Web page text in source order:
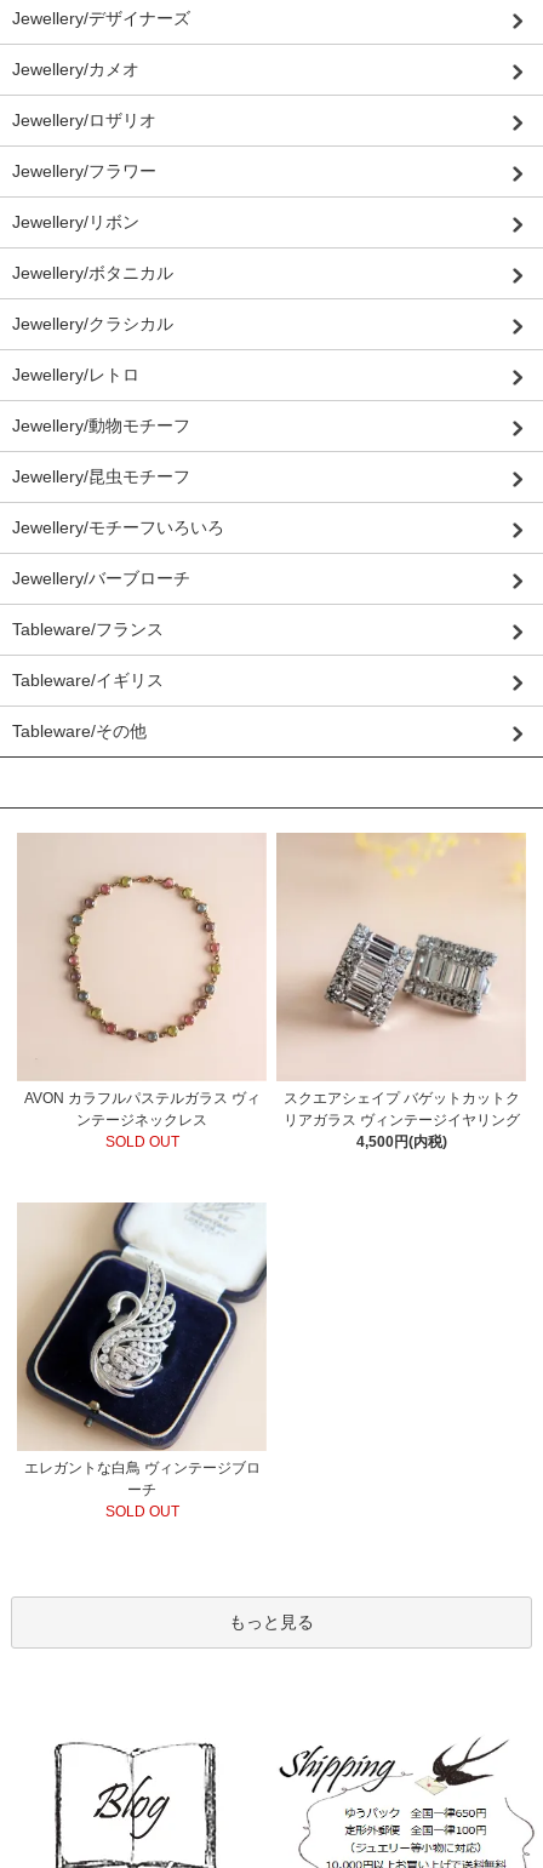
Jewellery/デザイナーズ
Jewellery/カメオ
Jewellery/ロザリオ
Jewellery/フラワー
Jewellery/リボン
Jewellery/ボタニカル
Jewellery/クラシカル
Jewellery/レトロ
Jewellery/動物モチーフ
Jewellery/昆虫モチーフ
Jewellery/モチーフいろいろ
Jewellery/バーブローチ
Tableware/フランス
Tableware/イギリス
Tableware/その他
AVON カラフルパステルガラス ヴィ
ンテージネックレス
SOLD OUT
スクエアシェイプ バゲットカットク
リアガラス ヴィンテージイヤリング
4,500円(内税)
エレガントな白鳥 ヴィンテージブロ
ーチ
SOLD OUT
もっと見る